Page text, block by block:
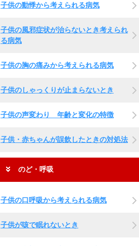
子供の動悸から考えられる病気
子供の風邪症状が治らないとき考えられ
る病気
子供の胸の痛みから考えられる病気
子供のしゃっくりが止まらないとき
子供の声変わり 年齢と変化の特徴
子供・赤ちゃんが誤飲したときの対処法
のど・呼吸
子供の口呼吸から考えられる病気
子供が咳で眠れないとき